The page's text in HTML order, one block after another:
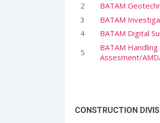
BATAM
BATAM
BATAM Digital
BATAM
Assesment/
CONSTRUCTION